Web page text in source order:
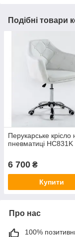
Подібні товари
Перукарське крісло
пневматиці HC831K
6 700 ₴
Купити
Про нас
100%